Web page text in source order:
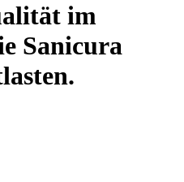
im
Sanicura